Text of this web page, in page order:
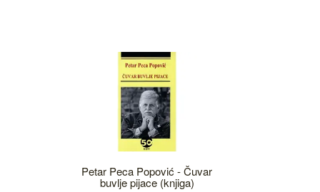
Petar Peca Popović - Čuvar
buvlje pijace (knjiga)